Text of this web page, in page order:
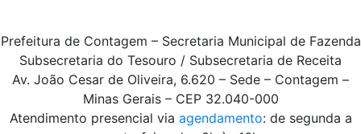
Prefeitura de Contagem – Secretaria Municipal de Fazenda
Subsecretaria do Tesouro / Subsecretaria de Receita
Av. João Cesar de Oliveira, 6.620 – Sede – Contagem –
Minas Gerais – CEP 32.040-000
Atendimento presencial via agendamento: de segunda a